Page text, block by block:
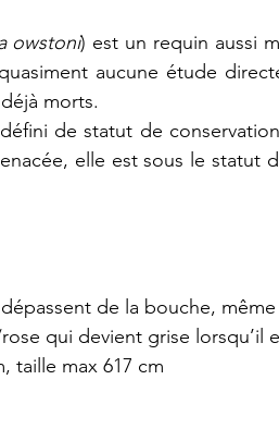
owstoni) est un requin aussi
aucune étude
morts.
de statut de
elle est sous le statut
de la bouche,
qui devient grise lorsqu’il
taille max 617 cm